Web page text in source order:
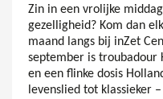
Zin in een vrolijke
gezelligheid? Kom dan
maand langs bij inZet
september is troubadour
en een flinke dosis
levenslied tot klassieker